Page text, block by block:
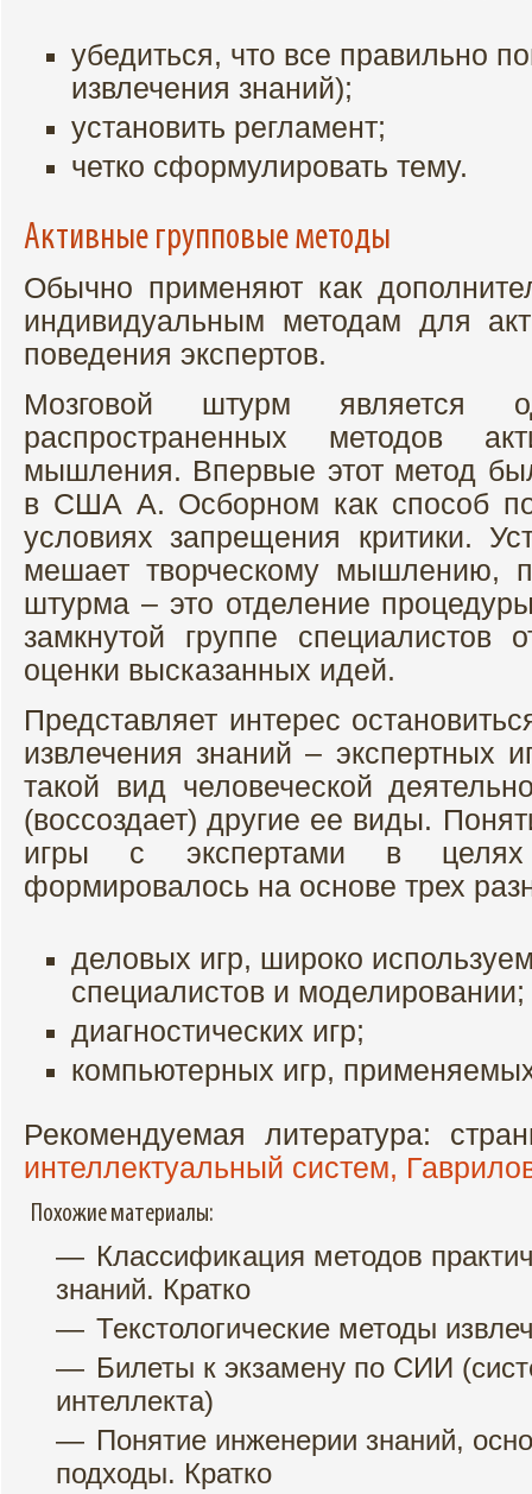
убедиться, что все правильно
извлечения знаний);
установить регламент;
четко сформулировать тему.
Активные групповые методы
Обычно применяют как
индивидуальным методам для
поведения экспертов.
Мозговой штурм является
распространенных методов
мышления. Впервые этот метод
в США А. Осборном как способ
условиях запрещения критики.
мешает творческому мышлению,
штурма – это отделение
замкнутой группе специалистов
оценки высказанных идей.
Представляет интерес
извлечения знаний – экспертных
такой вид человеческой
(воссоздает) другие ее виды.
игры с экспертами в целях
формировалось на основе трех
деловых игр, широко
специалистов и моделировании;
диагностических игр;
компьютерных игр,
Рекомендуемая литература:
интеллектуальный систем,
Похожие материалы:
Классификация методов
знаний. Кратко
Текстологические методы
Билеты к экзамену по СИИ
интеллекта)
Понятие инженерии знаний,
подходы. Кратко